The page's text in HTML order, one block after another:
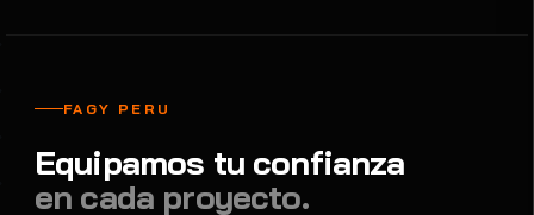
FAGY PERU
Equipamos tu confianza
en cada proyecto.